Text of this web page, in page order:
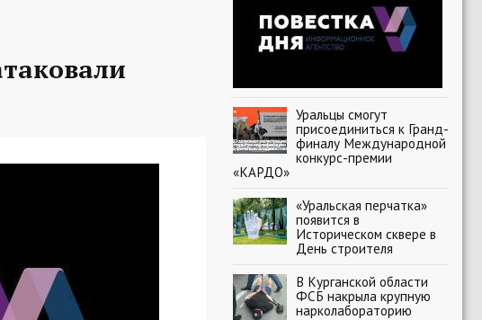
Уральцы смогут
присоединиться к Гранд-
финалу Международной
конкурс-премии
«КАРДО»
«Уральская перчатка»
появится в
Историческом сквере в
День строителя
В Курганской области
ФСБ накрыла крупную
нарколабораторию